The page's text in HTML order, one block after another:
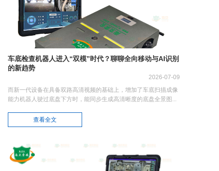
车底检查机器人进入“双模”时代？聊聊全向移动与AI识别
的新趋势
2026-07-09
而新一代设备在具备双路高清视频的基础上，增加了车底扫描成像
能力机器人驶过底盘下方时，能同步生成高清晰度的底盘全景图...
查看全文